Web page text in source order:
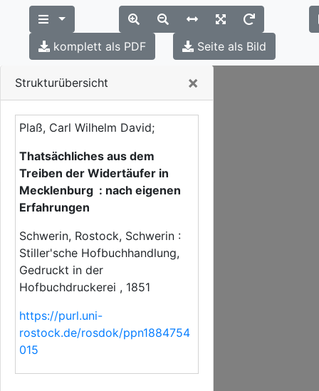
Strukturübersicht ×
Plaß, Carl Wilhelm David;
Thatsächliches aus dem
Treiben der Widertäufer in
Mecklenburg : nach eigenen
Erfahrungen
Schwerin, Rostock, Schwerin :
Stiller'sche Hofbuchhandlung,
Gedruckt in der
Hofbuchdruckerei , 1851
https://purl.uni-
rostock.de/rosdok/ppn1884754
015
komplett als PDF Seite als Bild